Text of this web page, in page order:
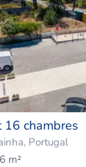
chambres
Portugal
m²